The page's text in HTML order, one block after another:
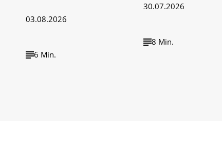
03.08.2026
6 Min.
30.07.2026
8 Min.